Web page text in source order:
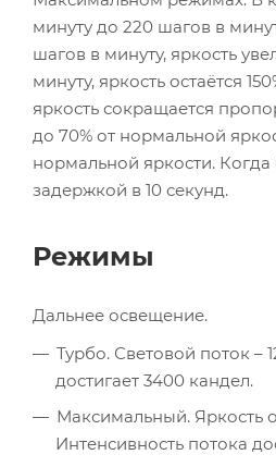
минуту до 220 шагов в
шагов в минуту, яркость
минуту, яркость остаётся
яркость сокращается
до 70% от нормальной
нормальной яркости. Когда
задержкой в 10 секунд.
Режимы
Дальнее освещение.
Турбо. Световой поток –
достигает 3400 кандел.
Максимальный. Яркость
Интенсивность потока